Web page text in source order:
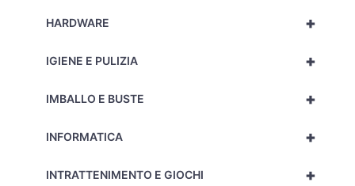
+
HARDWARE
+
IGIENE E PULIZIA
+
IMBALLO E BUSTE
+
INFORMATICA
+
INTRATTENIMENTO E GIOCHI